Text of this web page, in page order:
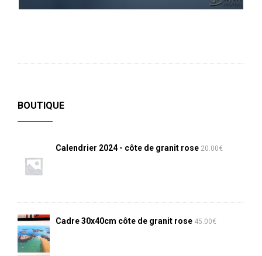
BOUTIQUE
Calendrier 2024 - côte de granit rose 20.00€
Cadre 30x40cm côte de granit rose 45.00€